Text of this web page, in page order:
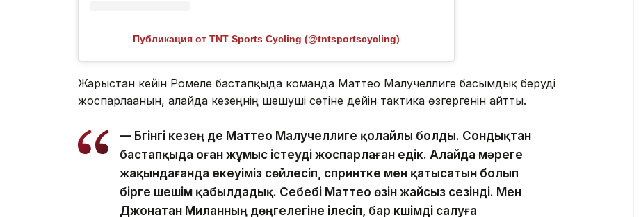
Публикация от TNT Sports Cycling (@tntsportscycling)
Жарыстан кейін Ромеле бастапқыда команда Маттео Малучеллиге басымдық беруді
жоспарлағанын, алайда кезеңнің шешуші сәтіне дейін тактика өзгергенін айтты.
— Бүгінгі кезең де Маттео Малучеллиге қолайлы болды. Сондықтан
бастапқыда оған жұмыс істеуді жоспарлаған едік. Алайда мәреге
жақындағанда екеуіміз сөйлесіп, спринтке мен қатысатын болып
бірге шешім қабылдадық. Себебі Маттео өзін жайсыз сезінді. Мен
Джонатан Миланның дөңгелегіне ілесіп, бар күшімді салуға